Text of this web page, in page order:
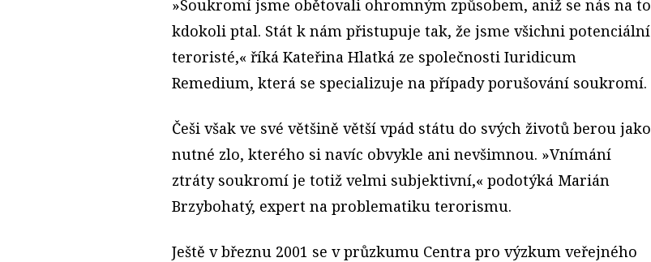
»Soukromí jsme obětovali ohromným způsobem, aniž se nás na to
kdokoli ptal. Stát k nám přistupuje tak, že jsme všichni potenciální
teroristé,« říká Kateřina Hlatká ze společnosti Iuridicum
Remedium, která se specializuje na případy porušování soukromí.
Češi však ve své většině větší vpád státu do svých životů berou jako
nutné zlo, kterého si navíc obvykle ani nevšimnou. »Vnímání
ztráty soukromí je totiž velmi subjektivní,« podotýká Marián
Brzybohatý, expert na problematiku terorismu.
Ještě v březnu 2001 se v průzkumu Centra pro výzkum veřejného